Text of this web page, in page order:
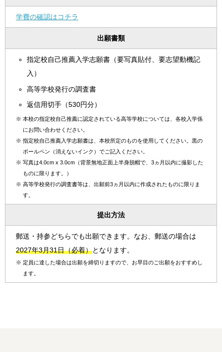
学費の確認はコチラ
出願書類
指定校自己推薦入学志願書（要写真貼付、要志望動機記
入）
高等学校発行の調査書
返信用切手（530円分）
※ 本校の指定校自己推薦に認定されている高等学校については、各校入学係
にお問い合わせください。
※ 指定校自己推薦入学志願書は、本校所定のものを使用してください。黒の
ボールペン（消えないインク）でご記入ください。
※ 写真は4.0cm x 3.0cm（背景無地正面上半身脱帽で、3ヵ月以内に撮影した
ものに限ります。）
※ 高等学校発行の調査書等は、出願前3ヵ月以内に作成されたものに限りま
す。
提出方法
郵送・持参どちらでも出願できます。なお、郵送の場合は
2027年3月31日（必着）となります。
※ 定員に達した場合は出願を締切りますので、お早目のご出願をおすすめし
ます。